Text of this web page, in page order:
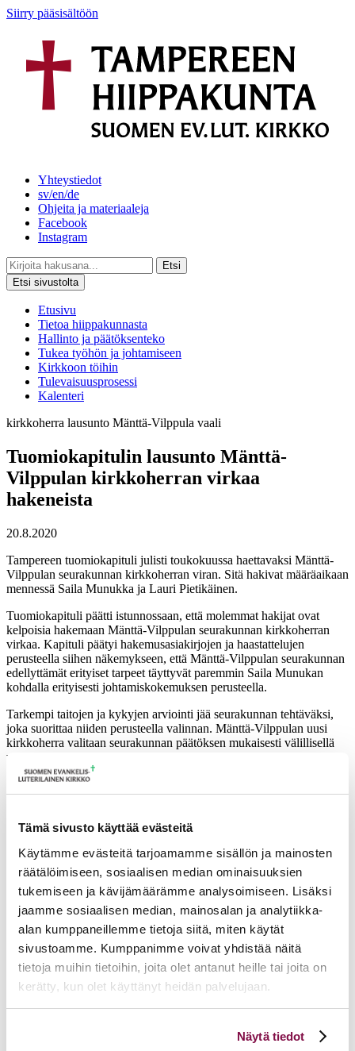
Tämä sivusto käyttää evästeitä
Käytämme evästeitä tarjoamamme sisällön ja mainosten
räätälöimiseen, sosiaalisen median ominaisuuksien
tukemiseen ja kävijämäärämme analysoimiseen. Lisäksi
jaamme sosiaalisen median, mainosalan ja analytiikka-
alan kumppaneillemme tietoja siitä, miten käytät
sivustoamme. Kumppanimme voivat yhdistää näitä
tietoja muihin tietoihin, joita olet antanut heille tai joita on
kerätty, kun olet käyttänyt heidän palvelujaan.
linkistä.
Näytä tiedot
Siirry pääsisältöön
Yhteystiedot
sv/en/de
Ohjeita ja materiaaleja
Facebook
Instagram
Etsi
Etsi sivustolta
Etusivu
Tietoa hiippakunnasta
Hallinto ja päätöksenteko
Tukea työhön ja johtamiseen
Kirkkoon töihin
Tulevaisuusprosessi
Kalenteri
kirkkoherra lausunto Mänttä-Vilppula vaali
Tuomiokapitulin lausunto Mänttä-
Vilppulan kirkkoherran virkaa
hakeneista
20.8.2020
Tampereen tuomiokapituli julisti toukokuussa haettavaksi Mänttä-
Vilppulan seurakunnan kirkkoherran viran. Sitä hakivat määräaikaan
mennessä Saila Munukka ja Lauri Pietikäinen.
Tuomiokapituli päätti istunnossaan, että molemmat hakijat ovat
kelpoisia hakemaan Mänttä-Vilppulan seurakunnan kirkkoherran
virkaa. Kapituli päätyi hakemusasiakirjojen ja haastattelujen
perusteella siihen näkemykseen, että Mänttä-Vilppulan seurakunnan
edellyttämät erityiset tarpeet täyttyvät paremmin Saila Munukan
kohdalla erityisesti johtamiskokemuksen perusteella.
Tarkempi taitojen ja kykyjen arviointi jää seurakunnan tehtäväksi,
joka suorittaa niiden perusteella valinnan. Mänttä-Vilppulan uusi
kirkkoherra valitaan seurakunnan päätöksen mukaisesti välillisellä
vaalilla, jonka toimittaa kirkkovaltuusto.
17.06.2026 Pelastetaan Namibian alkukirkko – yhdessä! –
Namibian kirkon varainkeruukampanja
15.06.2026 Hiippakunnan toimintakalenteri syksy 2026
11.06.2026 Tuomiokapitulin päätöksiä 10.6.2026
Lisää ajankohtaista